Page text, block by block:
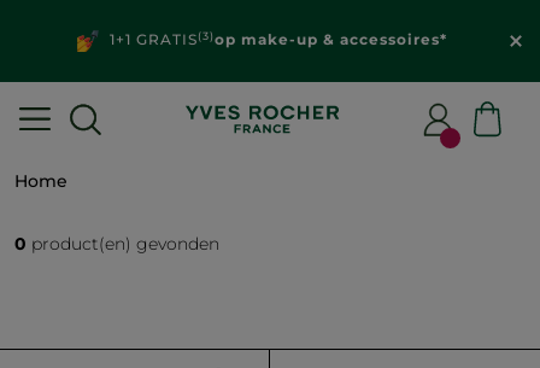
1+1 GRATIS(3)op make-up & accessoires*
Home
0 product(en) gevonden